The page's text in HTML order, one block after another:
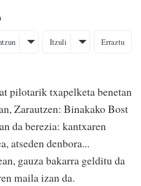
Itzuli Erraztu
pilotarik txapelketa benetan
Zarautzen: Binakako Bost
da berezia: kantxaren
atseden denbora...
gauza bakarra gelditu da
maila izan da.